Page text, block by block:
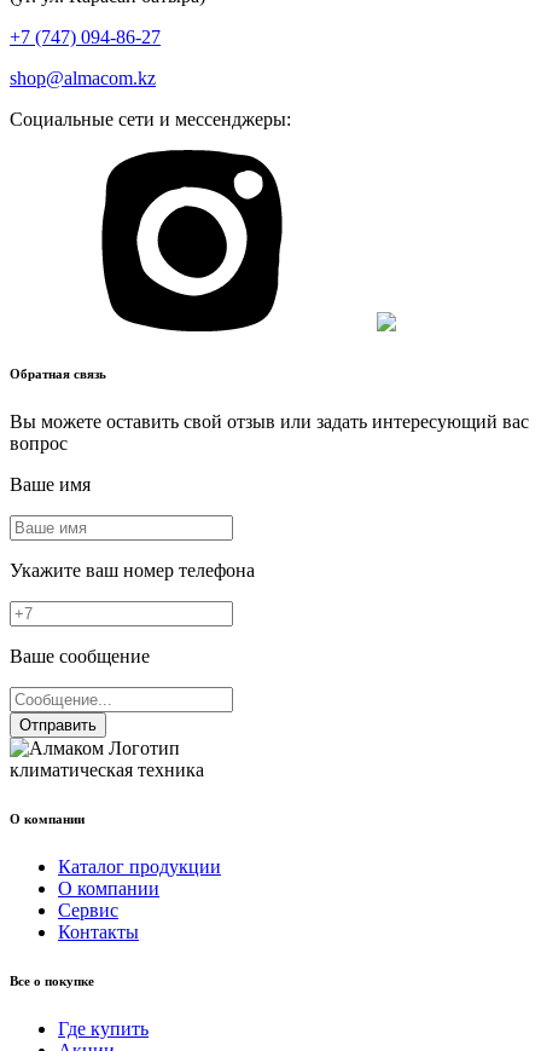
+7 (747) 094-86-27
shop@almacom.kz
Социальные сети и мессенджеры:
Обратная связь
Вы можете оставить свой отзыв или задать интересующий вас
вопрос
Ваше имя
Укажите ваш номер телефона
Ваше сообщение
Отправить
климатическая техника
О компании
Каталог продукции
О компании
Сервис
Контакты
Все о покупке
Где купить